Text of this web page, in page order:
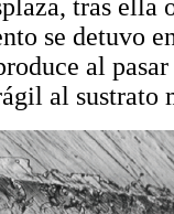
tras ella
se detuvo
al
al